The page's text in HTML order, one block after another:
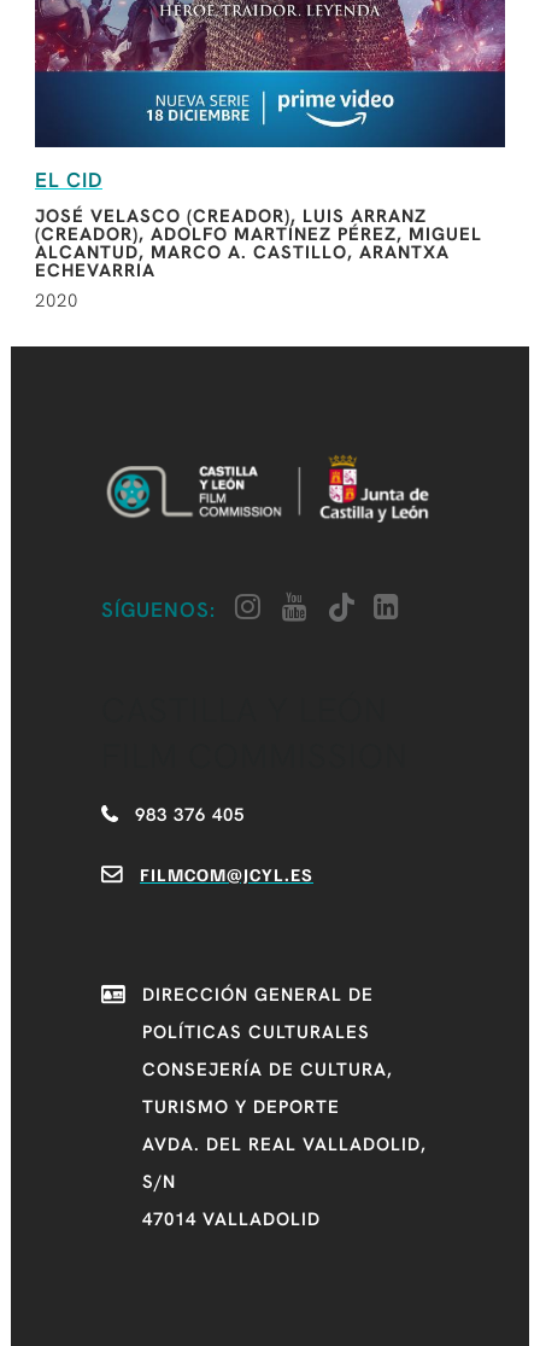
EL CID
JOSÉ VELASCO (CREADOR), LUIS ARRANZ
(CREADOR), ADOLFO MARTÍNEZ PÉREZ, MIGUEL
ALCANTUD, MARCO A. CASTILLO, ARANTXA
ECHEVARRIA
2020
SÍGUENOS:
983 376 405
FILMCOM@JCYL.ES
DIRECCIÓN GENERAL DE
POLÍTICAS CULTURALES
CONSEJERÍA DE CULTURA,
TURISMO Y DEPORTE
AVDA. DEL REAL VALLADOLID,
S/N
47014 VALLADOLID